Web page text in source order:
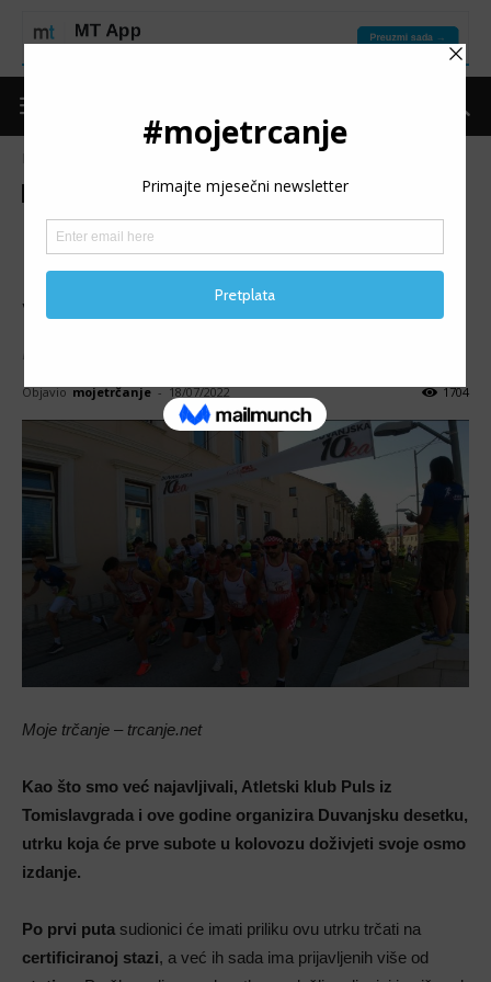
Promo
8. DUVANJSKA DESETKA:
Utrka poslije koje slijedi
večera za sve sudionike
Do kraja prijava je još 10 dana!
Objavio mojetrčanje - 18/07/2022 1704
Moje trčanje – trcanje.net
Kao što smo već najavljivali, Atletski klub Puls iz
Tomislavgrada i ove godine organizira Duvanjsku desetku,
utrku koja će prve subote u kolovozu doživjeti svoje osmo
izdanje.
Po prvi putasudionici će imati priliku ovu utrku trčati na
certificiranoj stazi, a već ih sada ima prijavljenih više od